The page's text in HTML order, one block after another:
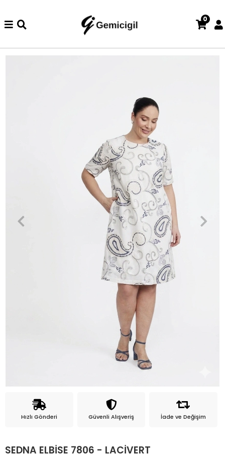
iade ve değişim işlemi yoktur.
0
Hızlı Gönderi Güvenli Alışveriş İade ve Değişim
SEDNA ELBİSE 7806 - LACİVERT